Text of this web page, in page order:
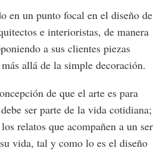
en un punto focal en el diseño de
e interioristas, de manera
a sus clientes piezas
allá de la simple decoración.
de que el arte es para
ser parte de la vida cotidiana;
relatos que acompañen a un ser
vida, tal y como lo es el diseño